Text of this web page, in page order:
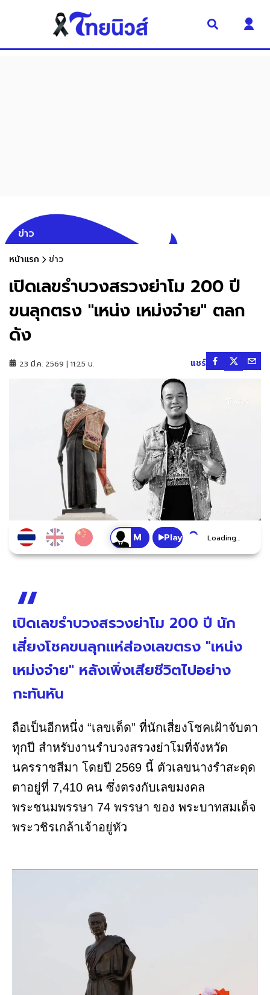
ข่าว
หน้าแรก ข่าว
เปิดเลขรำบวงสรวงย่าโม 200 ปี
ขนลุกตรง "เหน่ง เหม่งจ๋าย" ตลก
ดัง
23 มี.ค. 2569 | 11:25 น. แชร์
Play Loading...
เปิดเลขรำบวงสรวงย่าโม 200 ปี นัก
เสี่ยงโชคขนลุกแห่ส่องเลขตรง "เหน่ง
เหม่งจ๋าย" หลังเพิ่งเสียชีวิตไปอย่าง
กะทันหัน
ถือเป็นอีกหนึ่ง “เลขเด็ด” ที่นักเสี่ยงโชคเฝ้าจับตา
ทุกปี สำหรับงานรำบวงสรวงย่าโมที่จังหวัด
นครราชสีมา โดยปี 2569 นี้ ตัวเลขนางรำสะดุด
ตาอยู่ที่ 7,410 คน ซึ่งตรงกับเลขมงคล
พระชนมพรรษา 74 พรรษา ของ พระบาทสมเด็จ
พระวชิรเกล้าเจ้าอยู่หัว